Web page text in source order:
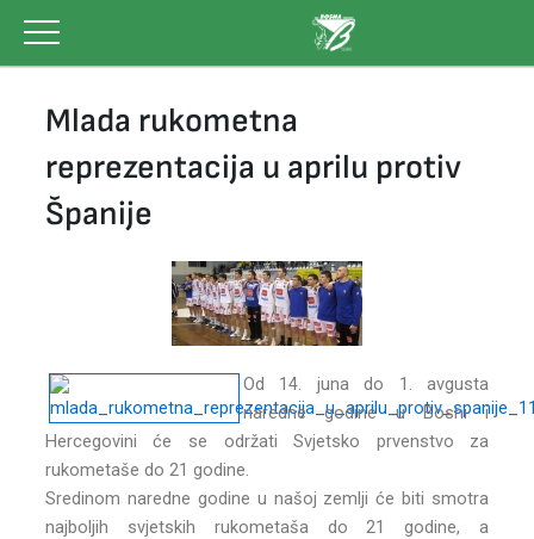
content
Mlada rukometna
reprezentacija u aprilu protiv
Španije
Od 14. juna do 1. avgusta
naredne godine u Bosni i
Hercegovini će se održati Svjetsko prvenstvo za
rukometaše do 21 godine.
Sredinom naredne godine u našoj zemlji će biti smotra
najboljih svjetskih rukometaša do 21 godine, a